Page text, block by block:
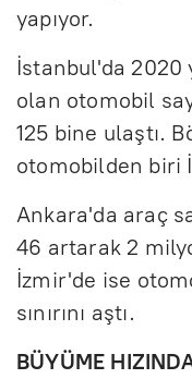
yapıyor.
İstanbul'da 2020
olan otomobil
125 bine ulaştı.
otomobilden biri
Ankara'da araç
46 artarak 2
İzmir'de ise
sınırını aştı.
BÜYÜME